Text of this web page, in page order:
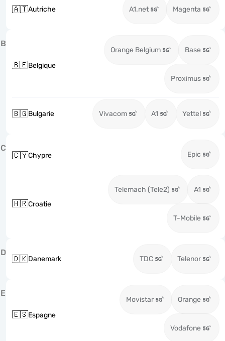
🇦🇹Autriche A1.net Magenta
B
🇧🇪Belgique
Orange Belgium Base
Proximus
🇧🇬Bulgarie Vivacom A1 Yettel
C
🇨🇾Chypre Epic
🇭🇷Croatie
Telemach (Tele2) A1
T-Mobile
D
🇩🇰Danemark TDC Telenor
E
🇪🇸Espagne
Movistar Orange
Vodafone